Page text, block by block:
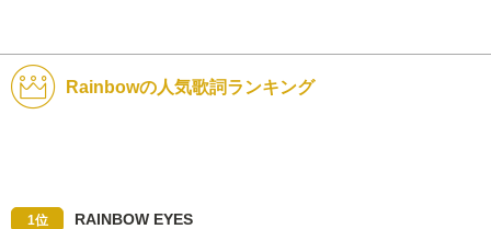
Rainbowの人気歌詞ランキング
1位 RAINBOW EYES